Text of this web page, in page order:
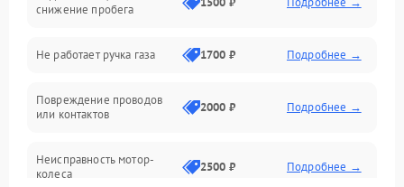
Механические повреждения
снижение пробега
Не работает ручка газа 1700 ₽ Подробнее →
Повреждение проводов
или контактов
2000 ₽ Подробнее →
Неисправность мотор-
колеса
2500 ₽ Подробнее →